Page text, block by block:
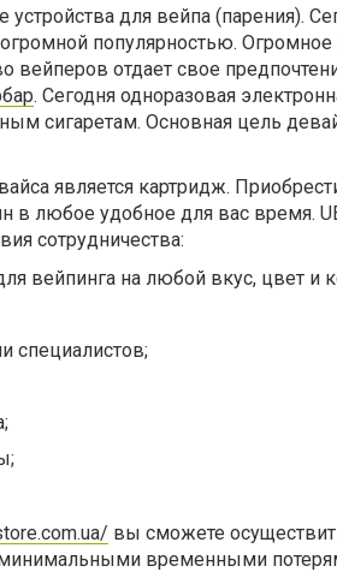
для вейпа (парения).
популярностью.
вейперов отдает свое
. Сегодня одноразовая
сигаретам. Основная цель
является картридж.
в любое удобное для вас время.
сотрудничества:
вейпинга на любой вкус, цвет и
специалистов;
вы сможете
минимальными временными